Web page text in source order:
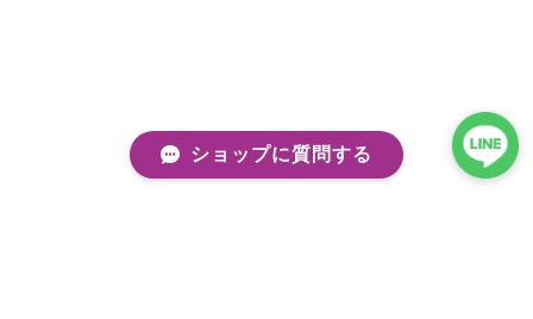
ショップに質問する